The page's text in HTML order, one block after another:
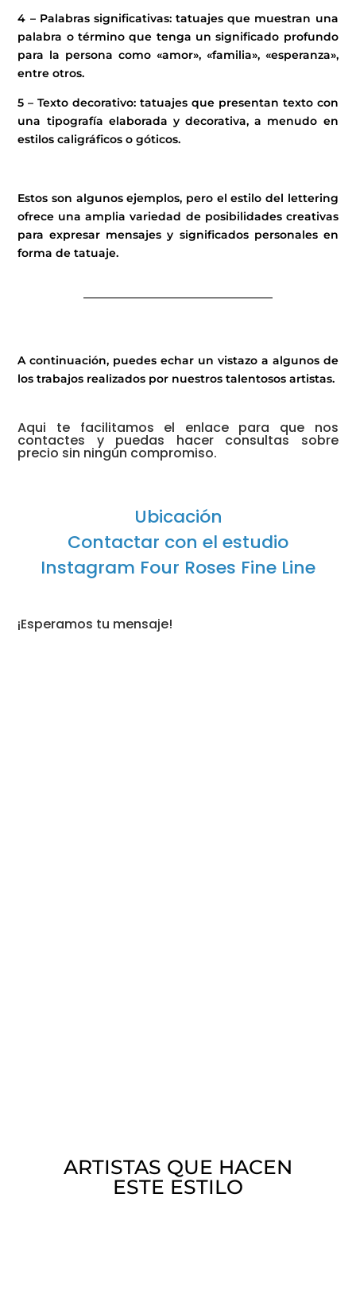
4 – Palabras significativas: tatuajes que muestran una
palabra o término que tenga un significado profundo
para la persona como «amor», «familia», «esperanza»,
entre otros.
5 – Texto decorativo: tatuajes que presentan texto con
una tipografía elaborada y decorativa, a menudo en
estilos caligráficos o góticos.
Estos son algunos ejemplos, pero el estilo del lettering
ofrece una amplia variedad de posibilidades creativas
para expresar mensajes y significados personales en
forma de tatuaje.
A continuación, puedes echar un vistazo a algunos de
los trabajos realizados por nuestros talentosos artistas.
Aqui te facilitamos el enlace para que nos
contactes y puedas hacer consultas sobre
precio sin ningún compromiso.
Ubicación
Contactar con el estudio
Instagram Four Roses Fine Line
¡Esperamos tu mensaje!
ARTISTAS QUE HACEN
ESTE ESTILO